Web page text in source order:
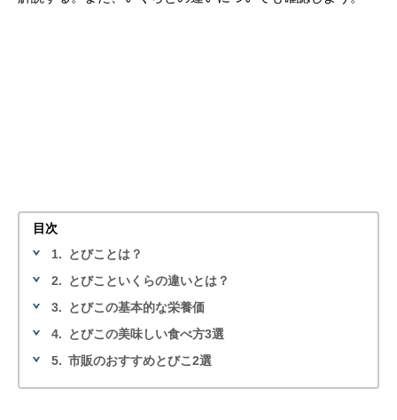
目次
1.
とびことは？
2.
とびこといくらの違いとは？
3.
とびこの基本的な栄養価
4.
とびこの美味しい食べ方3選
5. 市販のおすすめとびこ2選